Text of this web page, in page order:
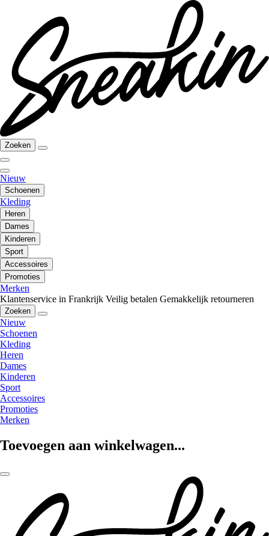
Zoeken
Nieuw
Schoenen
Kleding
Heren
Dames
Kinderen
Sport
Accessoires
Promoties
Merken
Klantenservice in Frankrijk Veilig betalen Gemakkelijk retourneren
Zoeken
Nieuw
Schoenen
Kleding
Heren
Dames
Kinderen
Sport
Accessoires
Promoties
Merken
Toevoegen aan winkelwagen...